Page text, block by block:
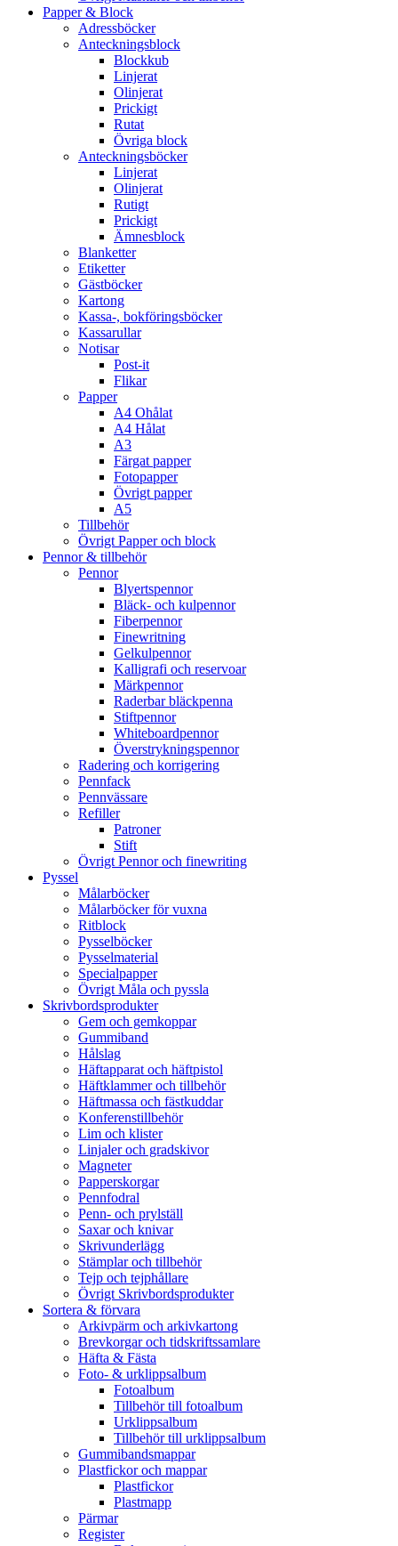
Papper & Block
Adressböcker
Anteckningsblock
Blockkub
Linjerat
Olinjerat
Prickigt
Rutat
Övriga block
Anteckningsböcker
Linjerat
Olinjerat
Rutigt
Prickigt
Ämnesblock
Blanketter
Etiketter
Gästböcker
Kartong
Kassa-, bokföringsböcker
Kassarullar
Notisar
Post-it
Flikar
Papper
A4 Ohålat
A4 Hålat
A3
Färgat papper
Fotopapper
Övrigt papper
A5
Tillbehör
Övrigt Papper och block
Pennor & tillbehör
Pennor
Blyertspennor
Bläck- och kulpennor
Fiberpennor
Finewritning
Gelkulpennor
Kalligrafi och reservoar
Märkpennor
Raderbar bläckpenna
Stiftpennor
Whiteboardpennor
Överstrykningspennor
Radering och korrigering
Pennfack
Pennvässare
Refiller
Patroner
Stift
Övrigt Pennor och finewriting
Pyssel
Målarböcker
Målarböcker för vuxna
Ritblock
Pysselböcker
Pysselmaterial
Specialpapper
Övrigt Måla och pyssla
Skrivbordsprodukter
Gem och gemkoppar
Gummiband
Hålslag
Häftapparat och häftpistol
Häftklammer och tillbehör
Häftmassa och fästkuddar
Konferenstillbehör
Lim och klister
Linjaler och gradskivor
Magneter
Papperskorgar
Pennfodral
Penn- och prylställ
Saxar och knivar
Skrivunderlägg
Stämplar och tillbehör
Tejp och tejphållare
Övrigt Skrivbordsprodukter
Sortera & förvara
Arkivpärm och arkivkartong
Brevkorgar och tidskriftssamlare
Häfta & Fästa
Foto- & urklippsalbum
Fotoalbum
Tillbehör till fotoalbum
Urklippsalbum
Tillbehör till urklippsalbum
Gummibandsmappar
Plastfickor och mappar
Plastfickor
Plastmapp
Pärmar
Register